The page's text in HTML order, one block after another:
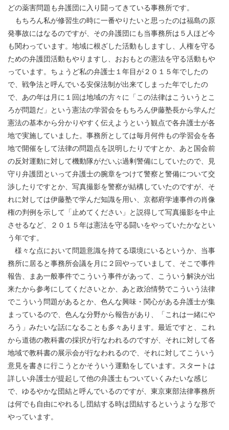
どの薬害問題も弁護団に入り闘ってきている事務所です。
もちろん私が修習生の時に一番やりたいと思ったのは福島の原
発事故にはなるのですが、その弁護団にも当事務所は５人ほど今
も関わっています。地域に根ざした活動もしますし、人権を守る
ための弁護団活動もやりますし、おおもとの憲法を守る活動もや
っています。ちょうど私の弁護士１年目が２０１５年でしたの
で、戦争法と呼んでいる安保法制が出来てしまった年でしたの
で、あの年は月に１回は地域の方々に「この法律はこういうとこ
ろが問題だ」という憲法の学習会をもちろん伊藤塾長から学んだ
憲法の基本から分かりやすく伝えようという観点で各弁護士が各
地で実施していました。事務所としては毎月何件もの学習会を各
地で開催をして法律の問題点を説明したりですとか、あと国会前
の反対運動に対して機動隊がだいぶ過剰警備にしていたので、見
守り弁護団といって弁護士の腕章をつけて警察と警備について交
渉したりですとか、写真撮影を警察が結構していたのですが、そ
れに対しては伊藤塾で学んだ知識を用い、京都府学連事件の肖像
権の判例を示して「止めてください」と説得して写真撮影を中止
させるなど、２０１５年は憲法を守る闘いをやっていたかなとい
う年です。
様々な点において問題意識を持てる環境にいるというか、当事
務所に居ると事務所会議を月に２回やっていまして、そこで事件
報告、まあ一般事件でこういう事件があって、こういう解決が出
来たから参考にしてくださいとか、あと政治情勢でこういう法律
でこういう問題があるとか、色んな興味・関心がある弁護士が集
まっているので、色んな分野から報告があり、「これは一緒にや
ろう」みたいな話になることも多々あります。最近ですと、これ
から道徳の教科書の採択が行なわれるのですが、それに対して各
地域で教科書の展示会が行なわれるので、それに対してこういう
意見を書きに行こうとかそういう運動をしています。スタートは
詳しい弁護士が提起して他の弁護士もついていくみたいな感じ
で、ゆるやかな団結と呼んでいるのですが、東京東部法律事務所
は何でも自由にやれるし団結する時は団結するというような形で
やっています。